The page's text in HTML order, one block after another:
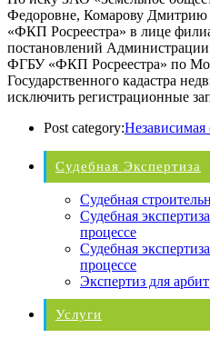
Федоровне, Комарову Дмитрию
«ФКП Росреестра» в лице
постановлений
ФГБУ «ФКП Росреестра» по
Государственного кадастра
исключить регистрационные
Post category:Независимая
Судебная Экспертиза
Судебная
Судебная
процессе
Судебная
процессе
Экспертиз для
Услуги